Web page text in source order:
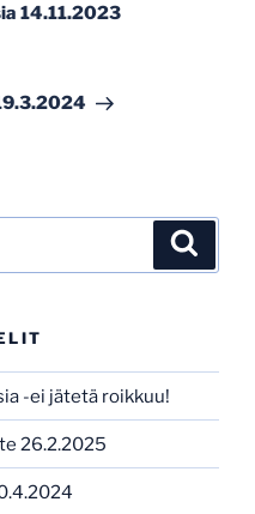
14.11.2023
-ei jätetä roikkuu!
26.2.2025